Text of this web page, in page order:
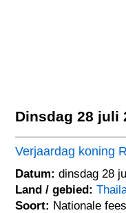
Dinsdag 28 juli
Verjaardag koning
Datum: dinsdag 28
Land / gebied:
Soort: Nationale